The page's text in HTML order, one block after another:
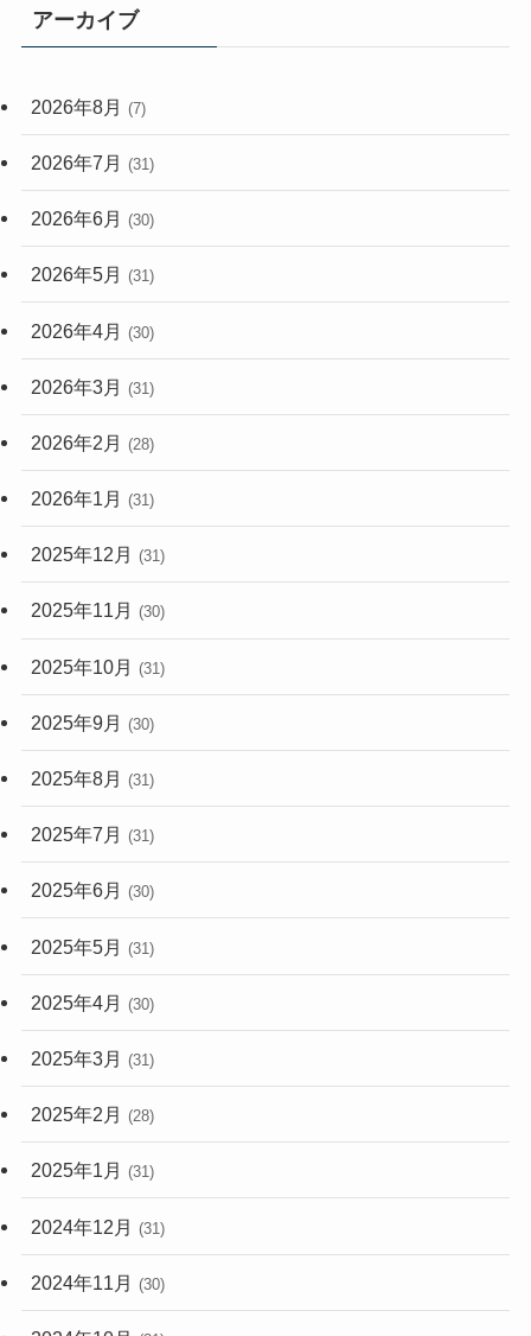
(33)
(248)
アーカイブ
2026年8月 (7)
2026年7月 (31)
2026年6月 (30)
2026年5月 (31)
2026年4月 (30)
2026年3月 (31)
2026年2月 (28)
2026年1月 (31)
2025年12月 (31)
2025年11月 (30)
2025年10月 (31)
2025年9月 (30)
2025年8月 (31)
2025年7月 (31)
2025年6月 (30)
2025年5月 (31)
2025年4月 (30)
2025年3月 (31)
2025年2月 (28)
2025年1月 (31)
2024年12月 (31)
2024年11月 (30)